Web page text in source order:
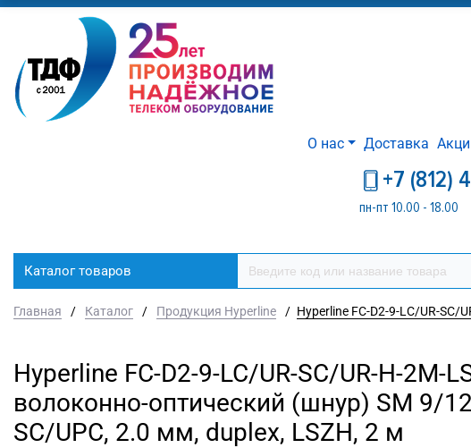
О нас Доставка
+7 (812)
пн-пт 10.00 - 18.00
Каталог товаров
Главная / Каталог / Продукция Hyperline / Hyperline FC-D2-9-LC/UR-SC/
Hyperline FC-D2-9-LC/UR-SC/UR-H-2M-
волоконно-оптический (шнур) SM 9/
SC/UPC, 2.0 мм, duplex, LSZH, 2 м